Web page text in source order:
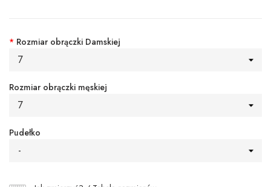
* Rozmiar obrączki Damskiej
7
Rozmiar obrączki męskiej
7
Pudełko
-